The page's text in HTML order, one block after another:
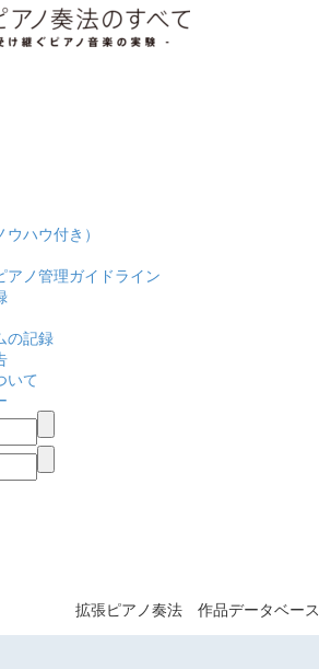
ハウ付き）
アノ管理ガイドライン
の記録
いて
拡張ピアノ奏法 作品データベース